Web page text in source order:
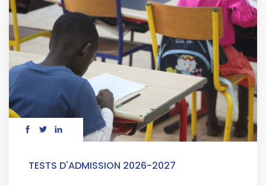
TESTS D'ADMISSION 2026-2027